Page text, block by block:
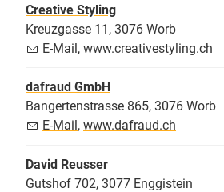
Creative Styling
Kreuzgasse 11, 3076 Worb
E-Mail, www.creativestyling.ch
dafraud GmbH
Bangertenstrasse 865, 3076 Worb
E-Mail , www.dafraud.ch
David Reusser
Gutshof 702, 3077 Enggistein